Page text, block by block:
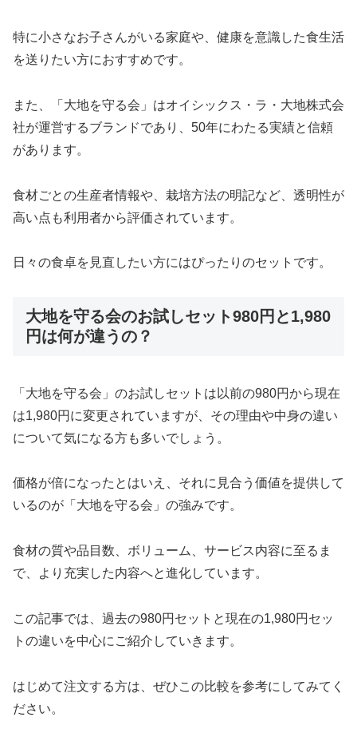
特に小さなお子さんがいる家庭や、健康を意識した食生活
を送りたい方におすすめです。
また、「大地を守る会」はオイシックス・ラ・大地株式会
社が運営するブランドであり、50年にわたる実績と信頼
があります。
食材ごとの生産者情報や、栽培方法の明記など、透明性が
高い点も利用者から評価されています。
日々の食卓を見直したい方にはぴったりのセットです。
大地を守る会のお試しセット980円と1,980
円は何が違うの？
「大地を守る会」のお試しセットは以前の980円から現在
は1,980円に変更されていますが、その理由や中身の違い
について気になる方も多いでしょう。
価格が倍になったとはいえ、それに見合う価値を提供して
いるのが「大地を守る会」の強みです。
食材の質や品目数、ボリューム、サービス内容に至るま
で、より充実した内容へと進化しています。
この記事では、過去の980円セットと現在の1,980円セッ
トの違いを中心にご紹介していきます。
はじめて注文する方は、ぜひこの比較を参考にしてみてく
ださい。